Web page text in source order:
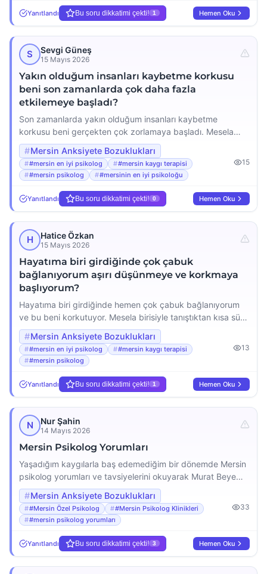
gerektiği bilmiyorum araştırmalarım sonucu sizi […]
Yanıtlandı Bu soru dikkatimi çekti! 1 Hemen Oku
S Sevgi Güneş
15 Mayıs 2026
Yakın olduğum insanları kaybetme korkusu
beni son zamanlarda çok daha fazla
etkilemeye başladı?
Son zamanlarda yakın olduğum insanları kaybetme
korkusu beni gerçekten çok zorlamaya başladı. Mesela
annem ya da en yakın arkadaşım bir yere gittiğinde sürekli
başlarına kötü bir şey geleceğini düşünüyorum ve içimde
tarif edemediğim bir panik başlıyor. Bu düşünceler o kadar
yoğun ki günlük hayatımı etkiliyor ders çalışamıyor
sevdiklerimle bile tam anlamıyla vakit geçiremiyorum.
Bazen onları […]
Mersin Anksiyete Bozuklukları
#mersin en iyi psikolog
#mersin kaygı terapisi
#mersin psikolog
#mersinin en iyi psikoloğu
15
Yanıtlandı Bu soru dikkatimi çekti! 0 Hemen Oku
H Hatice Özkan
15 Mayıs 2026
Hayatıma biri girdiğinde çok çabuk
bağlanıyorum aşırı düşünmeye ve korkmaya
başlıyorum?
Hayatıma biri girdiğinde hemen çok çabuk bağlanıyorum
ve bu beni korkutuyor. Mesela birisiyle tanıştıktan kısa süre
sonra sürekli onu düşünmeye başlıyorum, acaba beni
seviyor mu, beni terk eder mi diye aşırı düşüncelere
dalıyorum. Bu durum o kadar yoğun ki hem heyecan hem
de panik yaşıyorum, sanki kötü bir şey olacakmış gibi
hissediyorum. Geçmişte yaşadığım hayal […]
Mersin Anksiyete Bozuklukları
#mersin en iyi psikolog
#mersin kaygı terapisi
#mersin psikolog
13
Yanıtlandı Bu soru dikkatimi çekti! 1 Hemen Oku
N Nur Şahin
14 Mayıs 2026
Mersin Psikolog Yorumları
Yaşadığım kaygılarla baş edemediğim bir dönemde Mersin
psikolog yorumları ve tavsiyelerini okuyarak Murat Beye
ulaştım. İlk seanstan itibaren kurduğumuz güven sayesinde
kendimi çok rahat hissettim. Psikolog Murat Bilim ile
donanımı ve samimiyeti sayesinde hayat kalitemin arttığını
söyleyebilirim. Mezitli ve Yenişehir civarında nitelikli bir
destek arayan herkese Murat Bilim ismini öneriyorum,
buradan da yazmak istedim.
Mersin Anksiyete Bozuklukları
#Mersin Özel Psikolog
#Mersin Psikolog Klinikleri
#mersin psikolog yorumları
33
Yanıtlandı Bu soru dikkatimi çekti! 3 Hemen Oku